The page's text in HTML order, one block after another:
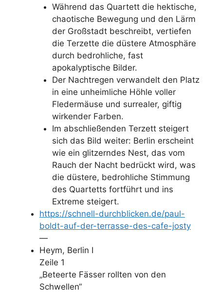
Während das Quartett die hektische,
chaotische Bewegung und den Lärm
der Großstadt beschreibt, vertiefen
die Terzette die düstere Atmosphäre
durch bedrohliche, fast
apokalyptische Bilder.
Der Nachtregen verwandelt den Platz
in eine unheimliche Höhle voller
Fledermäuse und surrealer, giftig
wirkender Farben.
Im abschließenden Terzett steigert
sich das Bild weiter: Berlin erscheint
wie ein glitzerndes Nest, das vom
Rauch der Nacht bedrückt wird, was
die düstere, bedrohliche Stimmung
des Quartetts fortführt und ins
Extreme steigert.
https://schnell-durchblicken.de/paul-
boldt-auf-der-terrasse-des-cafe-josty
—
Heym, Berlin I
Zeile 1
„Beteerte Fässer rollten von den
Schwellen“